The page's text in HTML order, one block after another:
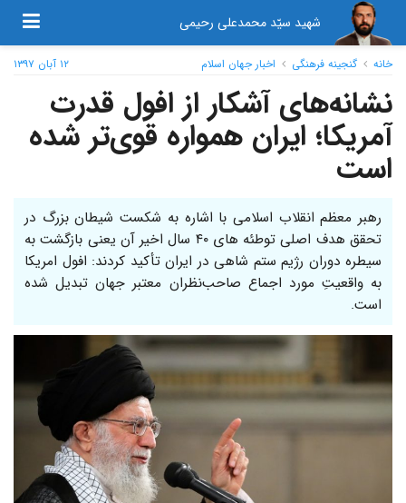
شهید سیّد محمدعلی رحیمی
۱۲ آبان ۱۳۹۷ خانه گنجینه فرهنگی اخبار جهان اسلام
نشانه‌های آشکار از افول قدرت
آمریکا؛ ایران همواره قوی‌تر شده
است
رهبر معظم انقلاب اسلامی با اشاره به شکست شیطان بزرگ در
تحقق هدف اصلی توطئه های ۴۰ سال اخیر آن یعنی بازگشت به
سیطره دوران رژیم ستم شاهی در ایران تأکید کردند: افول امریکا
به واقعیتِ مورد اجماع صاحب‌نظران معتبر جهان تبدیل شده
است.